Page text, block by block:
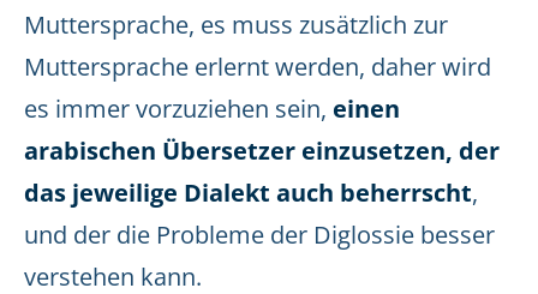
Muttersprache, es muss zusätzlich zur
Muttersprache erlernt werden, daher wird
es immer vorzuziehen sein, einen
arabischen Übersetzer einzusetzen, der
das jeweilige Dialekt auch beherrscht,
und der die Probleme der Diglossie besser
verstehen kann.